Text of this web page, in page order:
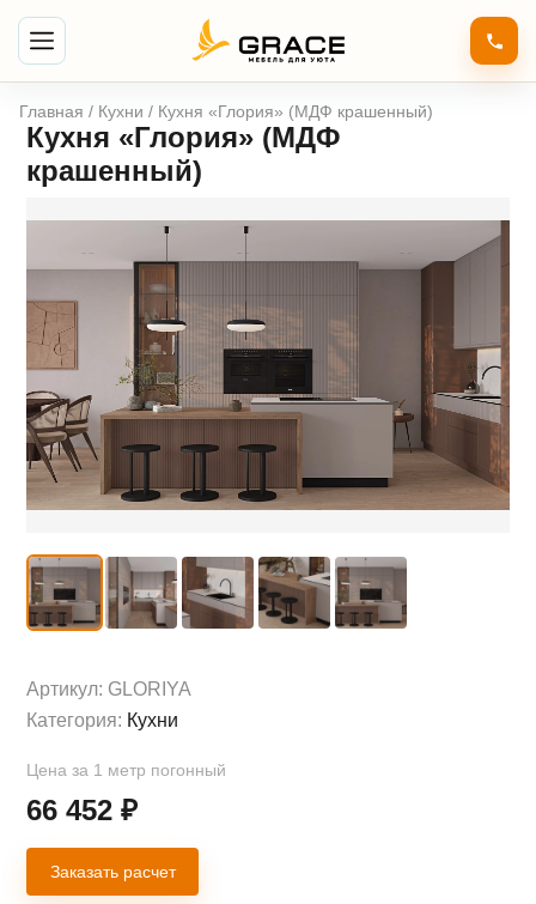
Главная / Кухни / Кухня «Глория» (МДФ крашенный)
Кухня «Глория» (МДФ
крашенный)
Артикул: GLORIYA
Категория: Кухни
Цена за 1 метр погонный
66 452₽
Заказать расчет